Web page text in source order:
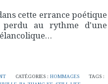
cette errance poétique
au rythme d'une
CATÉGORIES :HOMMAGES
TAGS :